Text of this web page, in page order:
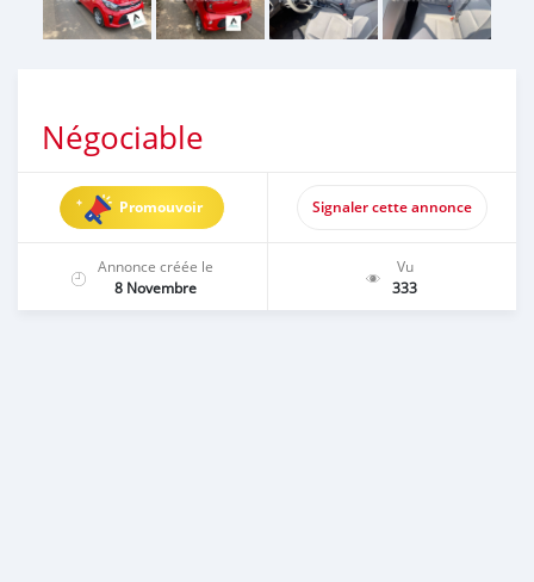
Négociable
Promouvoir Signaler cette annonce
Annonce créée le
8 Novembre
Vu
333